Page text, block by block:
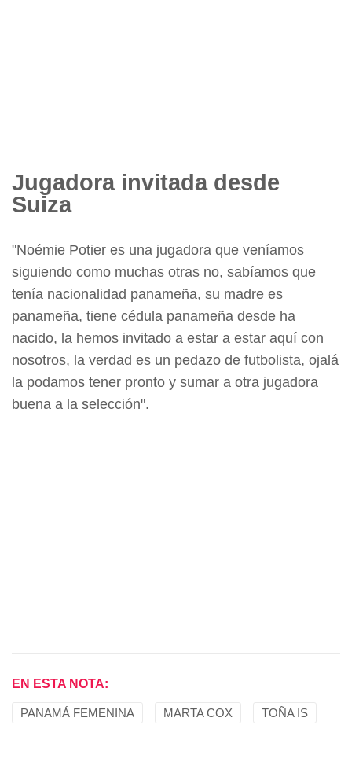
Jugadora invitada desde
Suiza
"Noémie Potier es una jugadora que veníamos
siguiendo como muchas otras no, sabíamos que
tenía nacionalidad panameña, su madre es
panameña, tiene cédula panameña desde ha
nacido, la hemos invitado a estar a estar aquí con
nosotros, la verdad es un pedazo de futbolista, ojalá
la podamos tener pronto y sumar a otra jugadora
buena a la selección".
EN ESTA NOTA:
PANAMÁ FEMENINA MARTA COX TOÑA IS